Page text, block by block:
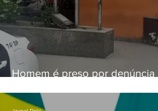
Homem é preso por denúncia
Alcântara